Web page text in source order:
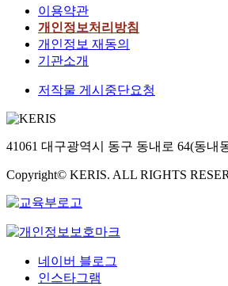
이용약관
개인정보처리방침
개인정보 재동의
기관소개
저작물 게시중단요청
41061 대구광역시 동구 동내로 64(동내
Copyright© KERIS. ALL RIGHTS
네이버 블로그
인스타그램